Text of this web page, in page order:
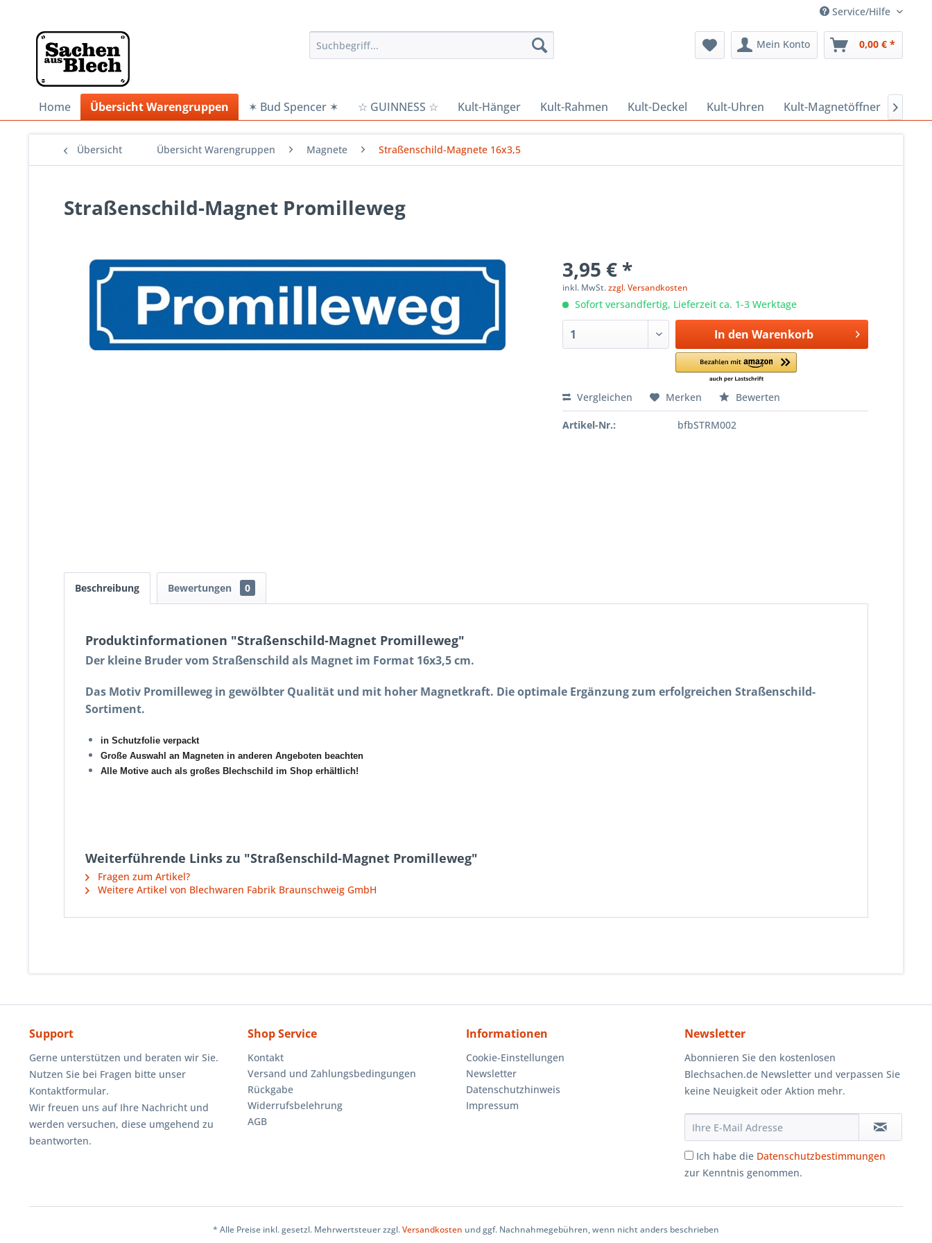
Service/Hilfe
Mein Konto 0,00 € *
Home Übersicht Warengruppen ✶ Bud Spencer ✶ ☆ GUINNESS ☆ Kult-Hänger Kult-Rahmen Kult-Deckel Kult-Uhren Kult-Magnetöffner 
Übersicht Übersicht Warengruppen Magnete Straßenschild-Magnete 16x3,5
Straßenschild-Magnet Promilleweg
3,95 € *
inkl. MwSt.zzgl. Versandkosten
Sofort versandfertig, Lieferzeit ca. 1-3 Werktage
In den Warenkorb
Vergleichen Merken Bewerten
Artikel-Nr.: bfbSTRM002
Beschreibung Bewertungen 0
Produktinformationen "Straßenschild-Magnet Promilleweg"
Der kleine Bruder vom Straßenschild als Magnet im Format 16x3,5 cm.
Das Motiv Promilleweg in gewölbter Qualität und mit hoher Magnetkraft. Die optimale Ergänzung zum erfolgreichen Straßenschild-
Sortiment.
in Schutzfolie verpackt
Große Auswahl an Magneten in anderen Angeboten beachten
Alle Motive auch als großes Blechschild im Shop erhältlich!
Weiterführende Links zu "Straßenschild-Magnet Promilleweg"
Fragen zum Artikel?
Weitere Artikel von Blechwaren Fabrik Braunschweig GmbH
Support
Gerne unterstützen und beraten wir Sie.
Nutzen Sie bei Fragen bitte unser
Kontaktformular.
Wir freuen uns auf Ihre Nachricht und
werden versuchen, diese umgehend zu
beantworten.
Shop Service
Kontakt
Versand und Zahlungsbedingungen
Rückgabe
Widerrufsbelehrung
AGB
Informationen
Cookie-Einstellungen
Newsletter
Datenschutzhinweis
Impressum
Newsletter
Abonnieren Sie den kostenlosen
Blechsachen.de Newsletter und verpassen Sie
keine Neuigkeit oder Aktion mehr.
Ich habe die Datenschutzbestimmungen
zur Kenntnis genommen.
* Alle Preise inkl. gesetzl. Mehrwertsteuer zzgl.Versandkosten und ggf. Nachnahmegebühren, wenn nicht anders beschrieben